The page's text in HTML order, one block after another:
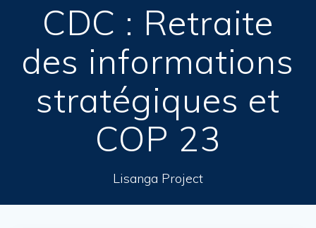
CDC : Retraite
des informations
stratégiques et
COP 23
Lisanga Project